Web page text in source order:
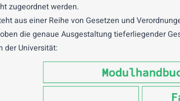
zugeordnet werden.
aus einer Reihe von Gesetzen und
die genaue Ausgestaltung tieferliegender
der Universität: